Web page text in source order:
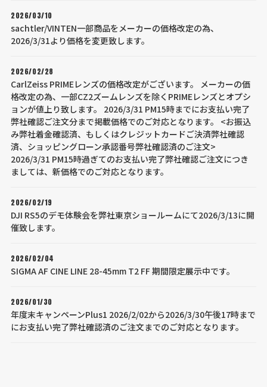
2026/03/10
sachtler/VINTEN一部商品をメーカーの価格改定の為、
2026/3/31より価格を変更致します。
2026/02/28
CarlZeiss PRIMEレンズの価格改定がございます。 メーカーの価
格改定の為、一部CZ2ズームレンズを除くPRIMEレンズとオプシ
ョンが値上り致します。 2026/3/31 PM15時までにお支払い完了
弊社確認ご注文分まで掲載価格でのご対応となります。 <お振込
み弊社着金確認済、もしくはクレジットカードご決済弊社確認
済、ショッピングローン承認番号弊社確認済のご注文>
2026/3/31 PM15時過ぎてのお支払い完了弊社確認ご注文につき
ましては、新価格でのご対応となります。
2026/02/19
DJI RS5のデモ体験会を弊社東京ショールームにて2026/3/13に開
催致します。
2026/02/04
SIGMA AF CINE LINE 28-45mm T2 FF 期間限定展示中です。
2026/01/30
年度末キャンペーンPlus1 2026/2/02から2026/3/30午後17時まで
にお支払い完了弊社確認済のご注文までのご対応となります。